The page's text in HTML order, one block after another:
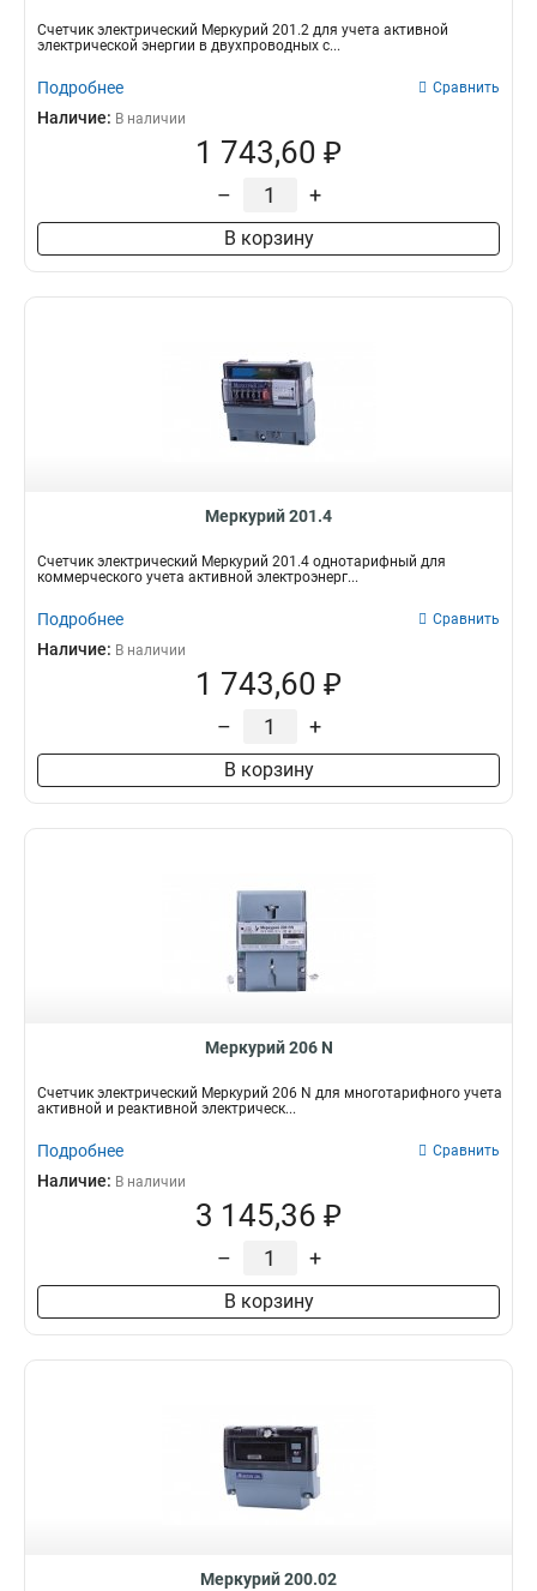
Счетчик электрический Меркурий 201.2 для учета активной
электрической энергии в двухпроводных с...
Подробнее Сравнить
Наличие: В наличии
1 743,60 ₽
– +
В корзину
Меркурий 201.4
Счетчик электрический Меркурий 201.4 однотарифный для
коммерческого учета активной электроэнерг...
Подробнее Сравнить
Наличие: В наличии
1 743,60 ₽
– +
В корзину
Меркурий 206 N
Счетчик электрический Меркурий 206 N для многотарифного учета
активной и реактивной электрическ...
Подробнее Сравнить
Наличие: В наличии
3 145,36 ₽
– +
В корзину
Меркурий 200.02